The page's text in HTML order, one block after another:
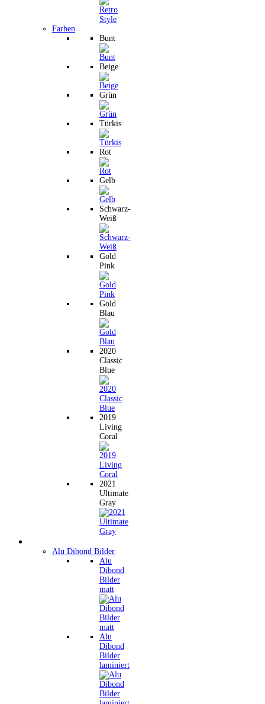
Farben
Bunt
Beige
Grün
Türkis
Rot
Gelb
Schwarz-
Weiß
Gold
Pink
Gold
Blau
2020
Classic
Blue
2019
Living
Coral
2021
Ultimate
Gray
Alu Dibond Bilder
Alu
Dibond
Bilder
matt
Alu
Dibond
Bilder
laminiert